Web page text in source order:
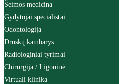
Šeimos medicina
Gydytojai specialistai
Odontologija
Druskų kambarys
Radiologiniai tyrimai
Chirurgija / Ligoninė
Virtuali klinika